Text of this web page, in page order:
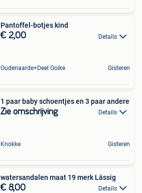
Pantoffel-botjes kind
€ 2,00 Details
Oudenaarde+Deel Ooike Gisteren
1 paar baby schoentjes en 3 paar andere
Zie omschrijving Details
Knokke Gisteren
watersandalen maat 19 merk Lässig
€ 8,00 Details